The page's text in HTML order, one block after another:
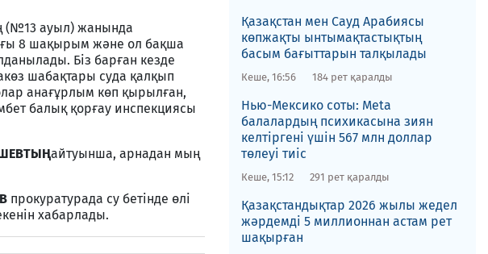
(№13 ауыл) жанында
8 шақырым және ол бақша
Біз барған кезде
шабақтары суда қалқып
анағұрлым көп қырылған,
балық қорғау инспекциясы
айтуынша, арнадан мың
прокуратурада су бетінде өлі
хабарлады.
Қазақстан мен Сауд Арабиясы
көпжақты ынтымақтастықтың
басым бағыттарын талқылады
Кеше, 16:56 184 рет қаралды
Нью-Мексико соты​: Meta
балалардың психикасына зиян
келтіргені үшін 567 млн доллар
төлеуі тиіс
Кеше, 15:12 291 рет қаралды
Қазақстандықтар 2026 жылы жедел
жәрдемді 5 миллионнан астам рет
шақырған